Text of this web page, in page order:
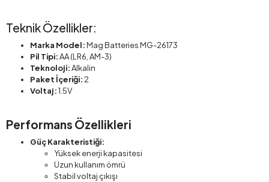
Teknik Özellikler:
Marka Model:Mag Batteries MG-26173
Pil Tipi:AA (LR6, AM-3)
Teknoloji:Alkalin
Paket İçeriği: 2
Voltaj:1.5V
Performans Özellikleri
Güç Karakteristiği:
Yüksek enerji kapasitesi
Uzun kullanım ömrü
Stabil voltaj çıkışı